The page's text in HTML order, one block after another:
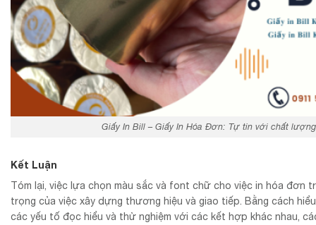
Giấy In Bill – Giấy In Hóa Đơn: Tự tin với chất
Kết Luận
Tóm lại, việc lựa chọn màu sắc và font chữ cho việc in hóa đơn
trọng của việc xây dựng thương hiệu và giao tiếp. Bằng cách
các yếu tố đọc hiểu và thử nghiệm với các kết hợp khác nhau,